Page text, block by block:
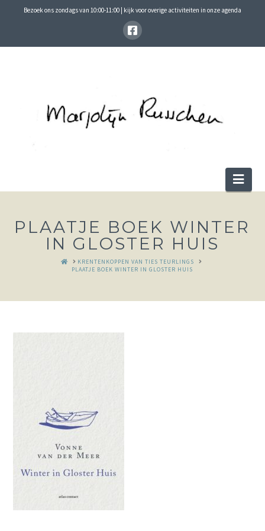
Bezoek ons zondags van 10:00-11:00 | kijk voor overige activiteiten in onze agenda
PLAATJE BOEK WINTER
IN GLOSTER HUIS
HOMEKRENTENKOPPEN VAN TIES TEURLINGS
PLAATJE BOEK WINTER IN GLOSTER HUIS